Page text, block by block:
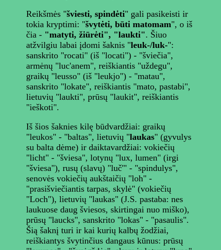
Reikšmės "šviesti, spindėti" gali pasikeisti ir
tokia kryptimi: "švytėti, būti matomam", o iš
čia - "matyti, žiūrėti", "laukti". Šiuo
atžvilgiu labai įdomi šaknis "leuk-/luk-":
sanskrito "rocati" (iš "locati") - "šviečia",
armėnų "luc'anem", reiškiantis "uždegu",
graikų "leusso" (iš "leukjo") - "matau",
sanskrito "lokate", reiškiantis "mato, pastabi",
lietuvių "laukti", prūsų "laukit", reiškiantis
"ieškoti".
Iš šios šaknies kilę būdvardžiai: graikų
"leukos" - "baltas", lietuvių "laukas" (gyvulys
su balta dėme) ir daiktavardžiai: vokiečių
"licht" - "šviesa", lotynų "lux, lumen" (irgi
"šviesa"), rusų (slavų) "luč'" - "spindulys",
senovės vokiečių aukštaičių "loh" -
"prasišviečiantis tarpas, skylė" (vokiečių
"Loch"), lietuvių "laukas" (J.S. pastaba: nes
laukuose daug šviesos, skirtingai nuo miško),
prūsų "laucks", sanskrito "lokas" - "pasaulis".
Šią šaknį turi ir kai kurių kalbų žodžiai,
reiškiantys švytinčius dangaus kūnus: prūsų